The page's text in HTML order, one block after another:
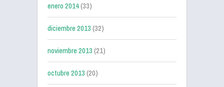
enero 2014(33)
diciembre 2013(32)
noviembre 2013(21)
octubre 2013(20)